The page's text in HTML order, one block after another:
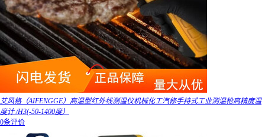
艾风格（AIFENGGE）高温型红外线测温仪机械化工汽修手持式工业测温枪高精度温
度计 /H3(-50-1400度）
0条评价